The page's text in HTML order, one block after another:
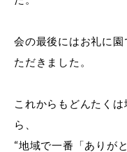
会の最後にはお礼に
ただきました。
これからもどんたく
ら、
“地域で一番「ありが